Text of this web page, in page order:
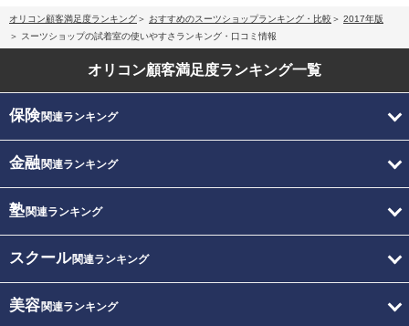
オリコン顧客満足度ランキング おすすめのスーツショップランキング・比較
2017年版
スーツショップの試着室の使いやすさランキング・口コミ情報
オリコン顧客満足度ランキング一覧
保険関連ランキング
金融関連ランキング
塾関連ランキング
スクール関連ランキング
美容関連ランキング